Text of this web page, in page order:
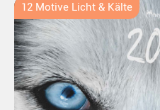
12 Motive Licht & Kälte